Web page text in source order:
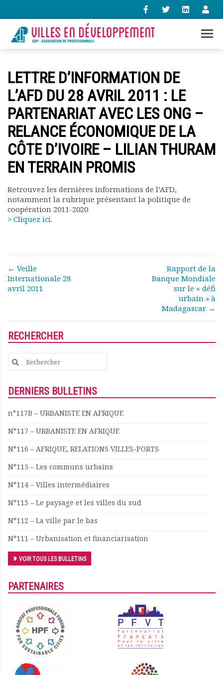
contact@villes-developpement.org
Accueil
L’association
Qui sommes-nous ?
Présentation vidéo
Le bureau
Statuts de l’association
Calendrier des activités
Assemblées générales
Comptes rendus mensuels
Le bulletin
Présentation du bulletin
Comité de rédaction
Ressources
Podcast-AdP
Dîners débats
Journées d’études
Concours vidéo
Matinales
Evénements
Publications et rapports
Les adhérents
Annuaire
Forum
Actualités
LETTRE D’INFORMATION DE
L’AFD DU 28 AVRIL 2011 : LE
PARTENARIAT AVEC LES ONG –
RELANCE ÉCONOMIQUE DE LA
CÔTE D’IVOIRE – LILIAN THURAM
EN TERRAIN PROMIS
Retrouvez les dernières informations de l’AFD,
notamment la rubrique présentant la politique de
coopération 2011-2020
> Cliquez ici.
Post navigation
← Veille
Internationale 28
avril 2011
Rapport de la
Banque Mondiale
sur le « défi
urbain » à
Madagascar →
RECHERCHER
Search
for:
DERNIERS BULLETINS
n°117B – URBANISTE EN AFRIQUE
N°117 – URBANISTE EN AFRIQUE
N°116 – AFRIQUE, RELATIONS VILLES-PORTS
N°115 – Les communs urbains
N°114 – Villes intermédiaires
N°113 – Le paysage et les villes du sud
N°112 – La ville par le bas
N°111 – Urbanisation et financiarisation
VOIR TOUS LES BULLETINS
PARTENAIRES